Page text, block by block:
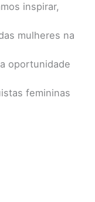
inspirar,
mulheres na
oportunidade
femininas